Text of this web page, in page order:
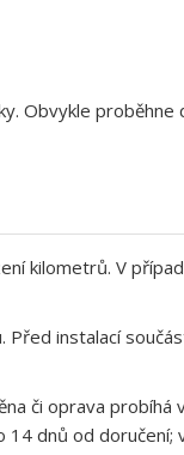
Obvykle
kilometrů. V
instalací
či oprava
dnů od